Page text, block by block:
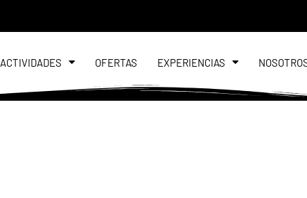
ACTIVIDADES OFERTAS EXPERIENCIAS